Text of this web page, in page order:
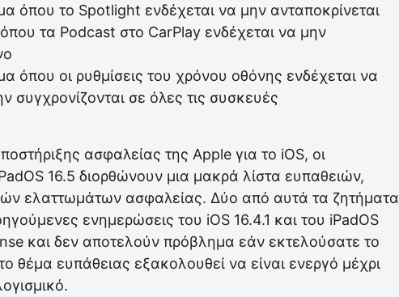
όπου το Spotlight ενδέχεται να μην ανταποκρίνεται
τα Podcast στο CarPlay ενδέχεται να μην
όπου οι ρυθμίσεις του χρόνου οθόνης ενδέχεται να
συγχρονίζονται σε όλες τις συσκευές
ασφαλείας της Apple για το iOS, οι
16.5 διορθώνουν μια μακρά λίστα ευπαθειών,
ελαττωμάτων ασφαλείας. Δύο από αυτά τα ζητήματα
ενημερώσεις του iOS 16.4.1 και του iPadOS
και δεν αποτελούν πρόβλημα εάν εκτελούσατε το
θέμα ευπάθειας εξακολουθεί να είναι ενεργό μέχρι